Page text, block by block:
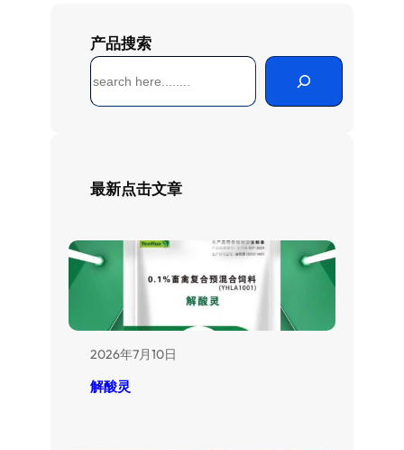
产品搜索
搜
索
最新点击文章
2026年7月10日
解酸灵